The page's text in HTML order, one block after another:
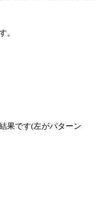
。
果です(左がパターン